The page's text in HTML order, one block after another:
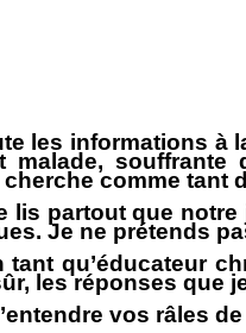
les informations à
malade,
comme tant
lis partout que
Je ne prétends
tant qu’éducateur
les réponses que
vos râles